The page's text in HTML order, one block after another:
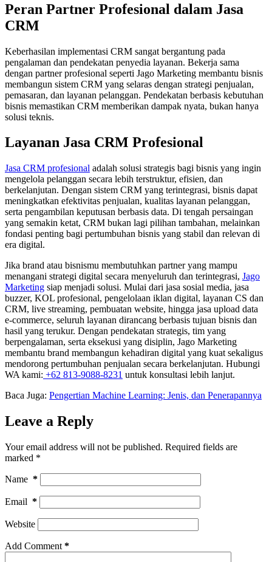
Peran Partner Profesional dalam Jasa
CRM
Keberhasilan implementasi CRM sangat bergantung pada
pengalaman dan pendekatan penyedia layanan. Bekerja sama
dengan partner profesional seperti Jago Marketing membantu bisnis
membangun sistem CRM yang selaras dengan strategi penjualan,
pemasaran, dan layanan pelanggan. Pendekatan berbasis kebutuhan
bisnis memastikan CRM memberikan dampak nyata, bukan hanya
solusi teknis.
Layanan Jasa CRM Profesional
Jasa CRM profesional adalah solusi strategis bagi bisnis yang ingin
mengelola pelanggan secara lebih terstruktur, efisien, dan
berkelanjutan. Dengan sistem CRM yang terintegrasi, bisnis dapat
meningkatkan efektivitas penjualan, kualitas layanan pelanggan,
serta pengambilan keputusan berbasis data. Di tengah persaingan
yang semakin ketat, CRM bukan lagi pilihan tambahan, melainkan
fondasi penting bagi pertumbuhan bisnis yang stabil dan relevan di
era digital.
Jika brand atau bisnismu membutuhkan partner yang mampu
menangani strategi digital secara menyeluruh dan terintegrasi, Jago
Marketing siap menjadi solusi. Mulai dari jasa sosial media, jasa
buzzer, KOL profesional, pengelolaan iklan digital, layanan CS dan
CRM, live streaming, pembuatan website, hingga jasa upload data
e-commerce, seluruh layanan dirancang berbasis tujuan bisnis dan
hasil yang terukur. Dengan pendekatan strategis, tim yang
berpengalaman, serta eksekusi yang disiplin, Jago Marketing
membantu brand membangun kehadiran digital yang kuat sekaligus
mendorong pertumbuhan penjualan secara berkelanjutan. Hubungi
WA kami: +62 813-9088-8231 untuk konsultasi lebih lanjut.
Baca Juga: Pengertian Machine Learning: Jenis, dan Penerapannya
Leave a Reply
Your email address will not be published. Required fields are
marked *
Name *
Email *
Website
Add Comment *